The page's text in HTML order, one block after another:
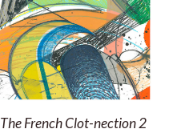
The French Clot-nection 2